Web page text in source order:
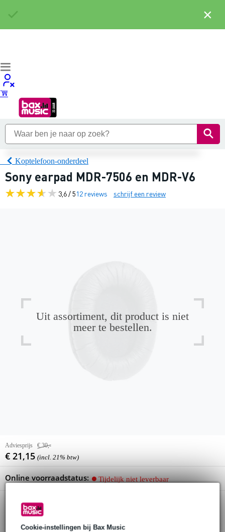
Cookie-instellingen bij Bax Music
Koptelefoon-onderdeel
Sony earpad MDR-7506 en MDR-V6
3,6 / 512 reviews schrijf een review
Uit assortiment, dit product is niet
meer te bestellen.
Adviesprijs € 30,-
€ 21,15 (incl. 21% btw)
Online voorraadstatus: Tijdelijk niet leverbaar
×